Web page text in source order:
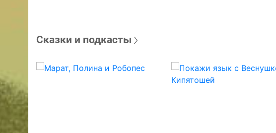
Сказки и подкасты